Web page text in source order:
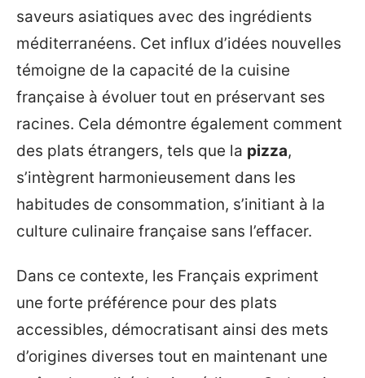
saveurs asiatiques avec des ingrédients
méditerranéens. Cet influx d’idées nouvelles
témoigne de la capacité de la cuisine
française à évoluer tout en préservant ses
racines. Cela démontre également comment
des plats étrangers, tels que la pizza,
s’intègrent harmonieusement dans les
habitudes de consommation, s’initiant à la
culture culinaire française sans l’effacer.
Dans ce contexte, les Français expriment
une forte préférence pour des plats
accessibles, démocratisant ainsi des mets
d’origines diverses tout en maintenant une